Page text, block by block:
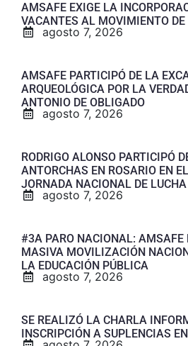
AMSAFE EXIGE LA
VACANTES AL MOVIMIENTO
agosto 7, 2026
AMSAFE PARTICIPÓ DE LA
ARQUEOLÓGICA POR LA
ANTONIO DE OBLIGADO
agosto 7, 2026
RODRIGO ALONSO PARTICIPÓ
ANTORCHAS EN ROSARIO EN
JORNADA NACIONAL DE LUCHA
agosto 7, 2026
#3A PARO NACIONAL: AMSAFE
MASIVA MOVILIZACIÓN
LA EDUCACIÓN PÚBLICA
agosto 7, 2026
SE REALIZÓ LA CHARLA
INSCRIPCIÓN A SUPLENCIAS